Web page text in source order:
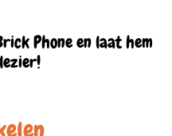
Phone en laat hem